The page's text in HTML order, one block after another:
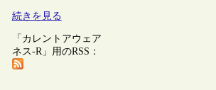
続きを見る
「カレントアウェア
ネス-R」用のRSS：